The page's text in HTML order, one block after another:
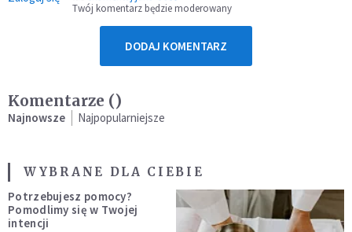
Twój komentarz będzie moderowany
DODAJ KOMENTARZ
Komentarze ()
Najnowsze Najpopularniejsze
WYBRANE DLA CIEBIE
Potrzebujesz pomocy?
Pomodlimy się w Twojej
intencji